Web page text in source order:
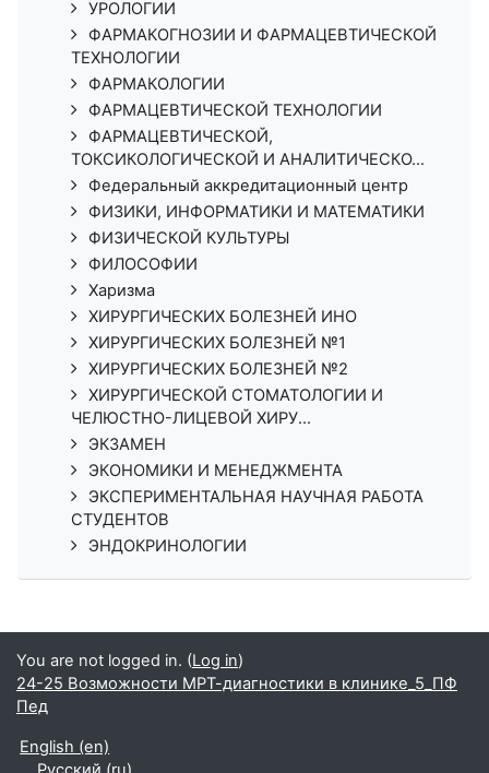
УРОЛОГИИ
ФАРМАКОГНОЗИИ И ФАРМАЦЕВТИЧЕСКОЙ
ТЕХНОЛОГИИ
ФАРМАКОЛОГИИ
ФАРМАЦЕВТИЧЕСКОЙ ТЕХНОЛОГИИ
ФАРМАЦЕВТИЧЕСКОЙ,
ТОКСИКОЛОГИЧЕСКОЙ И АНАЛИТИЧЕСКО...
Федеральный аккредитационный центр
ФИЗИКИ, ИНФОРМАТИКИ И МАТЕМАТИКИ
ФИЗИЧЕСКОЙ КУЛЬТУРЫ
ФИЛОСОФИИ
Харизма
ХИРУРГИЧЕСКИХ БОЛЕЗНЕЙ ИНО
ХИРУРГИЧЕСКИХ БОЛЕЗНЕЙ №1
ХИРУРГИЧЕСКИХ БОЛЕЗНЕЙ №2
ХИРУРГИЧЕСКОЙ СТОМАТОЛОГИИ И
ЧЕЛЮСТНО-ЛИЦЕВОЙ ХИРУ...
ЭКЗАМЕН
ЭКОНОМИКИ И МЕНЕДЖМЕНТА
ЭКСПЕРИМЕНТАЛЬНАЯ НАУЧНАЯ РАБОТА
СТУДЕНТОВ
ЭНДОКРИНОЛОГИИ
You are not logged in. (Log in)
24-25 Возможности МРТ-диагностики в клинике_5_ПФ
Пед
English ‎(en)‎